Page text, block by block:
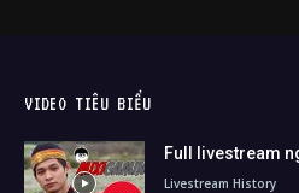
VIDEO TIÊU BIỂU
Full livestream
Livestream History